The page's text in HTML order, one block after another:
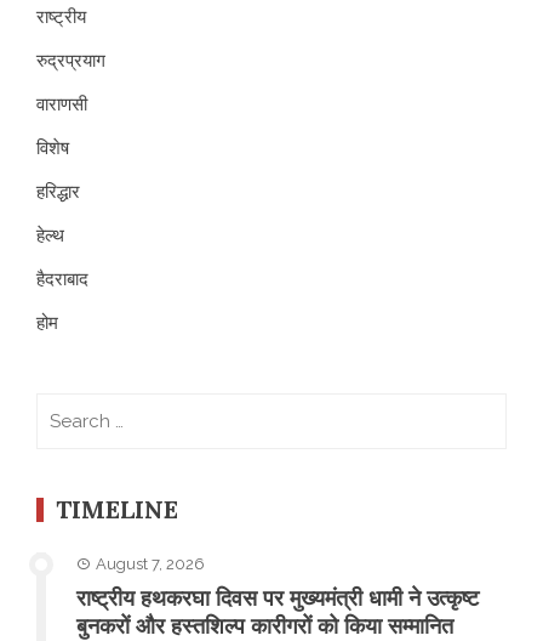
राष्ट्रीय
रुद्रप्रयाग
वाराणसी
विशेष
हरिद्धार
हेल्थ
हैदराबाद
होम
TIMELINE
August 7, 2026
राष्ट्रीय हथकरघा दिवस पर मुख्यमंत्री धामी ने उत्कृष्ट
बुनकरों और हस्तशिल्प कारीगरों को किया सम्मानित